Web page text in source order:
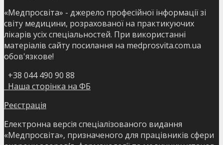
«Медпросвіта» - джерело професійної інформації зі
світу медицини, розрахованої на практикуючих
лікарів усіх спеціальностей. При використанні
матеріалів сайту посилання на medprosvita.com.ua
обов'язкове!
+38 044 490 90 88
Наша сторінка на ФБ
Реєстрація
Електронна версія спеціалізованого видання
«Медпросвіта», призначеного для працівників сфери